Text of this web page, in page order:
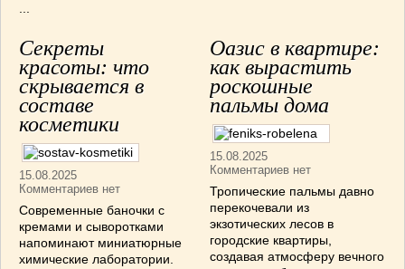
Секреты
красоты: что
скрывается в
составе
косметики
15.08.2025
Комментариев нет
Современные баночки с
кремами и сыворотками
напоминают миниатюрные
химические лаборатории.
Оазис в квартире:
как вырастить
роскошные
пальмы дома
15.08.2025
Комментариев нет
Тропические пальмы давно
перекочевали из
экзотических лесов в
городские квартиры,
создавая атмосферу вечного